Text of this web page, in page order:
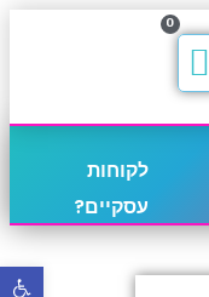
0
לקוחות
עסקיים?
פתח